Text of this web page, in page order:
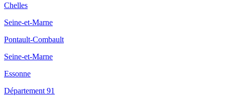
Chelles
Seine-et-Marne
Pontault-Combault
Seine-et-Marne
Essonne
Département 91